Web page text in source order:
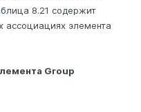
8.21 содержит
элемента
Group